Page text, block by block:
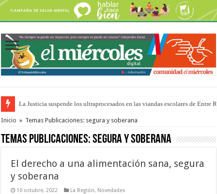
La Justicia suspende los ultraprocesados en las viandas escolares de Entre
Se presentará la obra “La Runfla de los Macanos”
Inicio » Temas Publicaciones: segura y soberana
Temas Publicaciones:segura y soberana
El derecho a una alimentación sana, segura
y soberana
10 octubre, 2022 La Región, Novedades